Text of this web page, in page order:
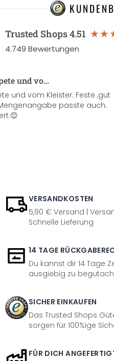
Trusted Shops4.51
4.749 Bewertungen
und vo…
und vom Kleister. Feste ,gut
passte auch.
VERSANDKOSTEN
5,90 € Versand |
Schnelle Lieferung
14 TAGE
Du kannst dir 14 Tage
ausgiebig zu
SICHER EINKAUFEN
Das Trusted Shops
sorgen für 100%ige
FÜR DICH